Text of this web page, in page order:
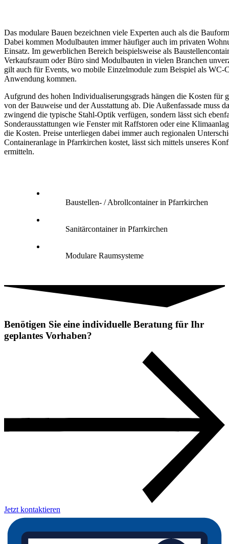
Das modulare Bauen bezeichnen viele Experten auch als die
Dabei kommen Modulbauten immer häufiger auch im privaten
Einsatz. Im gewerblichen Bereich beispielsweise als
Verkaufsraum oder Büro sind Modulbauten in vielen Branchen
gilt auch für Events, wo mobile Einzelmodule zum Beispiel als WC-
Anwendung kommen.
Aufgrund des hohen Individualiserungsgrads hängen die Kosten für
von der Bauweise und der Ausstattung ab. Die Außenfassade muss
zwingend die typische Stahl-Optik verfügen, sondern lässt sich
Sonderausstattungen wie Fenster mit Raffstoren oder eine
die Kosten. Preise unterliegen dabei immer auch regionalen
Containeranlage in Pfarrkirchen kostet, lässt sich mittels unseres
ermitteln.
Baustellen- / Abrollcontainer in Pfarrkirchen
Sanitärcontainer in Pfarrkirchen
Modulare Raumsysteme
Benötigen Sie eine individuelle Beratung für Ihr
geplantes Vorhaben?
Jetzt kontaktieren